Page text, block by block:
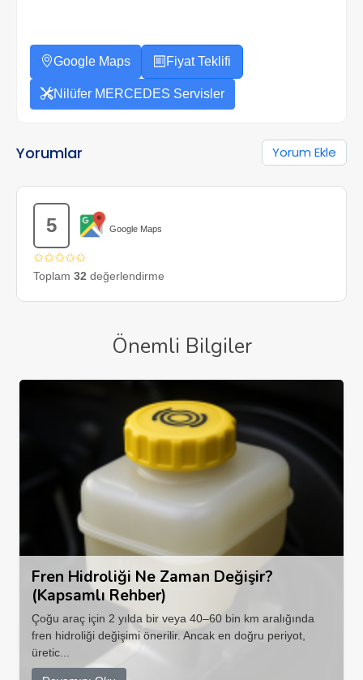
Google Maps Fiyat Teklifi
Nilüfer MERCEDES Servisler
Yorumlar Yorum Ekle
5 Google Maps
✩✩✩✩✩
Toplam 32 değerlendirme
Önemli Bilgiler
Fren Hidroliği Ne Zaman Değişir?
(Kapsamlı Rehber)
Çoğu araç için 2 yılda bir veya 40–60 bin km aralığında
fren hidroliği değişimi önerilir. Ancak en doğru periyot,
üretic...